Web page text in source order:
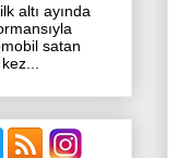
altı ayında
satan
T